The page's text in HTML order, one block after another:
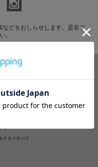
などをおしらせします。是非フ
。
シャツ
タイトフィット
クタイすべて